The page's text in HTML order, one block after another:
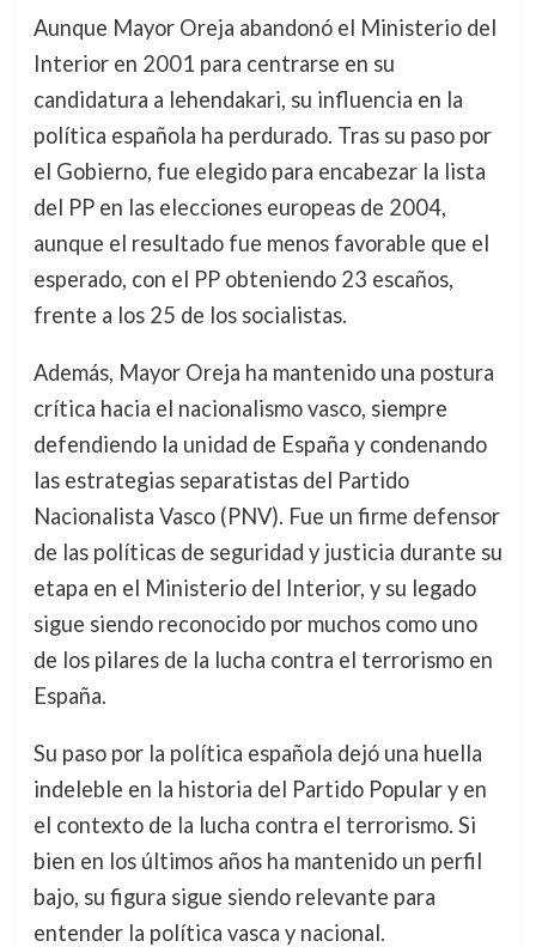
Aunque Mayor Oreja abandonó el Ministerio del
Interior en 2001 para centrarse en su
candidatura a lehendakari, su influencia en la
política española ha perdurado. Tras su paso por
el Gobierno, fue elegido para encabezar la lista
del PP en las elecciones europeas de 2004,
aunque el resultado fue menos favorable que el
esperado, con el PP obteniendo 23 escaños,
frente a los 25 de los socialistas.
Además, Mayor Oreja ha mantenido una postura
crítica hacia el nacionalismo vasco, siempre
defendiendo la unidad de España y condenando
las estrategias separatistas del Partido
Nacionalista Vasco (PNV). Fue un firme defensor
de las políticas de seguridad y justicia durante su
etapa en el Ministerio del Interior, y su legado
sigue siendo reconocido por muchos como uno
de los pilares de la lucha contra el terrorismo en
España.
Su paso por la política española dejó una huella
indeleble en la historia del Partido Popular y en
el contexto de la lucha contra el terrorismo. Si
bien en los últimos años ha mantenido un perfil
bajo, su figura sigue siendo relevante para
entender la política vasca y nacional.